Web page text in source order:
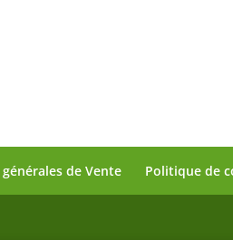
de Vente Politique de